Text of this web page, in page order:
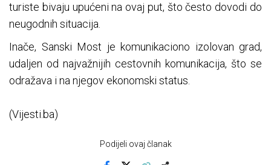
turiste bivaju upućeni na ovaj put, što često dovodi do
neugodnih situacija.
Inače, Sanski Most je komunikaciono izolovan grad,
udaljen od najvažnijih cestovnih komunikacija, što se
odražava i na njegov ekonomski status.
(Vijesti.ba)
Podijeli ovaj članak